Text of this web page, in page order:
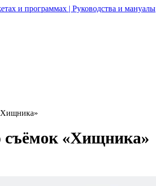
и программах | Руководства и мануалы
съёмок «Хищника»